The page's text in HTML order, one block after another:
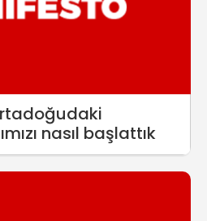
nasıl başlattık